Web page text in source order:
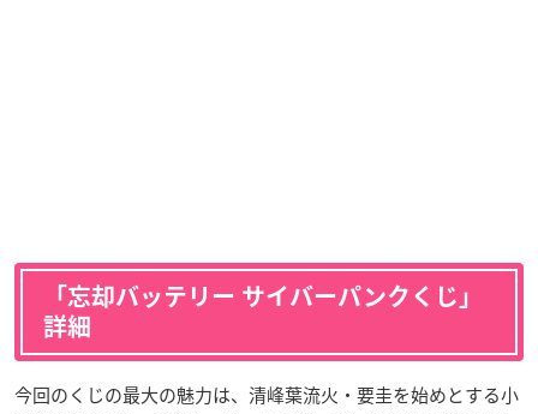
「忘却バッテリー サイバーパンクくじ」
詳細
今回のくじの最大の魅力は、清峰葉流火・要圭を始めとする小